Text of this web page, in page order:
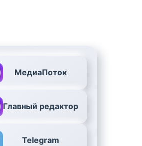
МедиаПоток
Главный редактор
Telegram